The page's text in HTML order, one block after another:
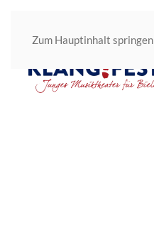
Zum Hauptinhalt springen